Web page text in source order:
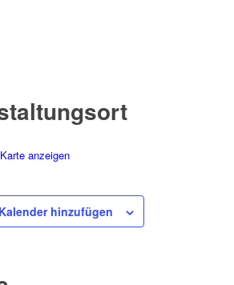
anzeigen
hinzufügen